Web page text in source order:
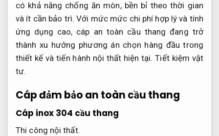
có khả năng chống ăn mòn, bền bỉ theo thời gian
và ít cần bảo trì. Với mức mức chi phí hợp lý và tính
ứng dụng cao, cáp an toàn cầu thang đang trở
thành xu hướng phương án chọn hàng đầu trong
thiết kế và tiến hành nội thất hiện tại.Tiết kiệm vật
tư.
Cáp đảm bảo an toàn cầu thang
Cáp inox 304 cầu thang
Thi công nội thất.